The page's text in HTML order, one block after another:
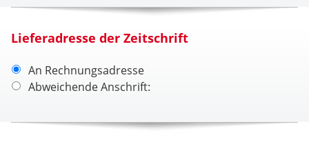
Lieferadresse der Zeitschrift
An Rechnungsadresse
Abweichende Anschrift: